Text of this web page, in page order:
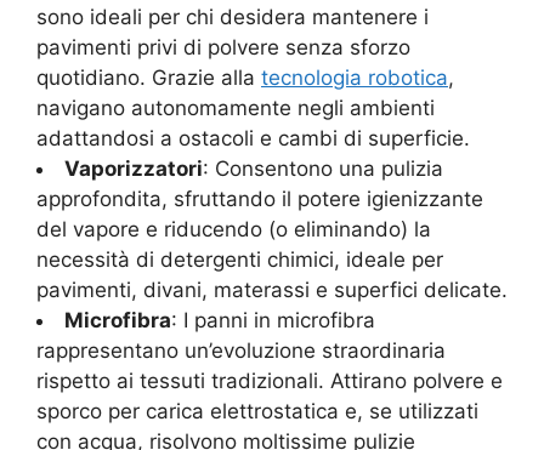
sono ideali per chi desidera mantenere i
pavimenti privi di polvere senza sforzo
quotidiano. Grazie alla tecnologia robotica,
navigano autonomamente negli ambienti
adattandosi a ostacoli e cambi di superficie.
Vaporizzatori: Consentono una pulizia
approfondita, sfruttando il potere igienizzante
del vapore e riducendo (o eliminando) la
necessità di detergenti chimici, ideale per
pavimenti, divani, materassi e superfici delicate.
Microfibra: I panni in microfibra
rappresentano un’evoluzione straordinaria
rispetto ai tessuti tradizionali. Attirano polvere e
sporco per carica elettrostatica e, se utilizzati
con acqua, risolvono moltissime pulizie